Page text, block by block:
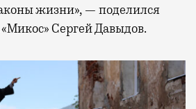
жизни», — поделился
«Микос» Сергей Давыдов.